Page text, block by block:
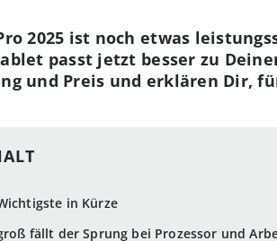
in Kürze
fällt der Sprung bei Prozessor und
2025 ist noch etwas
passt jetzt besser zu
und Preis und erklären Dir,